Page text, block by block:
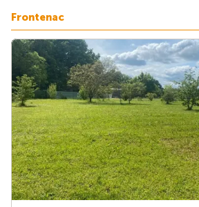
Frontenac